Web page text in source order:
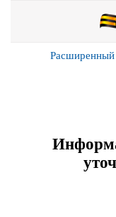
Расширенный